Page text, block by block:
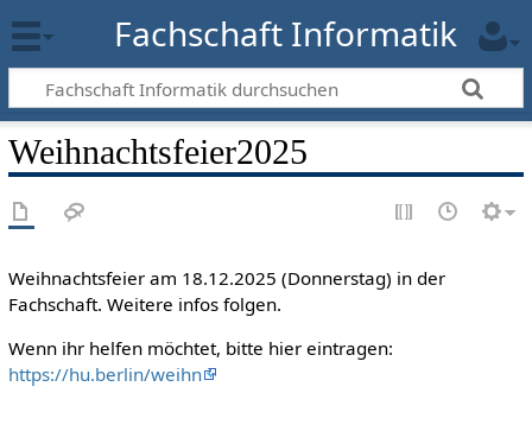
Fachschaft Informatik
Weihnachtsfeier2025
Weihnachtsfeier am 18.12.2025 (Donnerstag) in der
Fachschaft. Weitere infos folgen.
Wenn ihr helfen möchtet, bitte hier eintragen:
https://hu.berlin/weihn